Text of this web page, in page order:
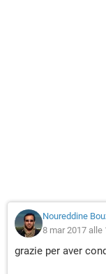
Noureddine
8 mar 2017 alle
grazie per aver